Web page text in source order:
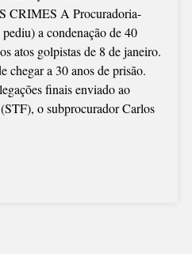
ATÉ
30
ANOS
DE
PRISÃO
PELO
CRIMES A Procuradoria-
a condenação de 40
atos golpistas de 8 de janeiro.
chegar a 30 anos de prisão.
finais enviado ao
o subprocurador Carlos